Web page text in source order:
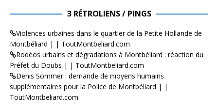
3 RÉTROLIENS / PINGS
Violences urbaines dans le quartier de la Petite Hollande de
Montbéliard | | ToutMontbeliard.com
Rodéos urbains et dégradations à Montbéliard : réaction du
Préfet du Doubs | | ToutMontbeliard.com
Denis Sommer : demande de moyens humains
supplémentaires pour la Police de Montbéliard | |
ToutMontbeliard.com